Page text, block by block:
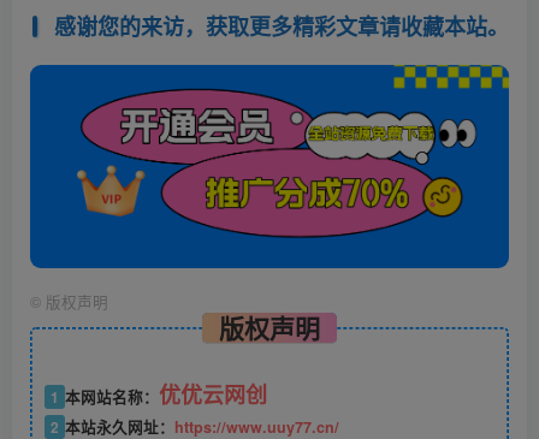
感谢您的来访，获取更多精彩文章请收藏本站。
© 版权声明
版权声明
1 本网站名称： 优优云网创
2 本站永久网址： https://www.uuy77.cn/